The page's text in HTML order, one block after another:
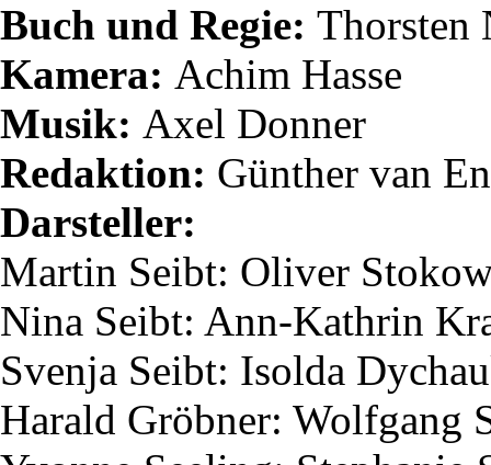
Buch und Regie: Thorsten
Kamera: Achim Hasse
Musik: Axel Donner
Redaktion: Günther van
Darsteller:
Martin Seibt: Oliver
Nina Seibt: Ann-Kathrin
Svenja Seibt: Isolda
Harald Gröbner: Wolfgang